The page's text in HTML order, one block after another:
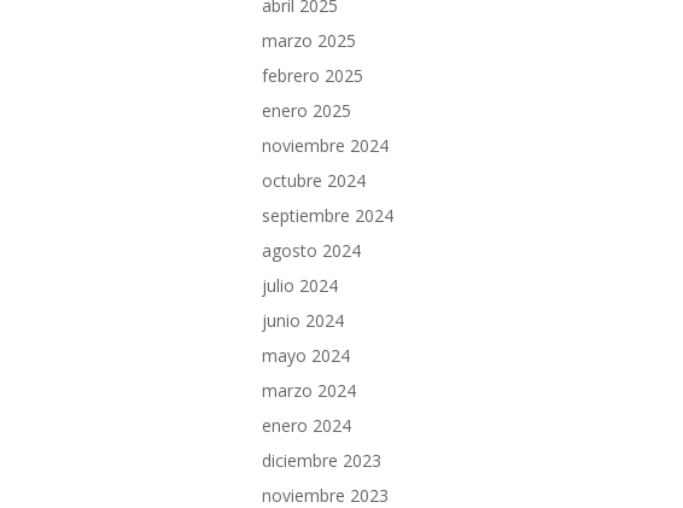
abril 2025
marzo 2025
febrero 2025
enero 2025
noviembre 2024
octubre 2024
septiembre 2024
agosto 2024
julio 2024
junio 2024
mayo 2024
marzo 2024
enero 2024
diciembre 2023
noviembre 2023